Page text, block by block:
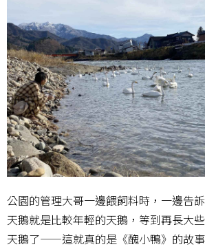
公園的管理大哥一邊餵飼料時，一邊告
天鵝就是比較年輕的天鵝，等到再長大
天鵝了——這就真的是《醜小鴨》的故